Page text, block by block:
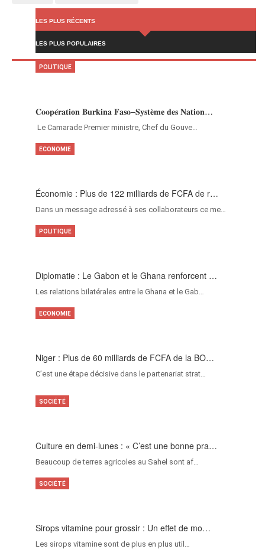
LES PLUS RÉCENTS
LES PLUS POPULAIRES
𝐂𝐨𝐨𝐩𝐞́𝐫𝐚𝐭𝐢𝐨𝐧 𝐁𝐮𝐫𝐤𝐢𝐧𝐚 𝐅𝐚𝐬𝐨–𝐒𝐲𝐬𝐭𝐞̀𝐦𝐞 𝐝𝐞𝐬 𝐍𝐚𝐭𝐢𝐨𝐧…
‎Le Camarade Premier ministre, Chef du Gouve…
POLITIQUE
Économie : Plus de 122 milliards de FCFA de r…
Dans un message adressé à ses collaborateurs ce me…
ECONOMIE
Diplomatie : Le Gabon et le Ghana renforcent …
Les relations bilatérales entre le Ghana et le Gab…
POLITIQUE
Niger : Plus de 60 milliards de FCFA de la BO…
C’est une étape décisive dans le partenariat strat…
ECONOMIE
Culture en demi-lunes : « C’est une bonne pra…
Beaucoup de terres agricoles au Sahel sont af…
SOCIÉTÉ
Sirops vitamine pour grossir : Un effet de mo…
Les sirops vitamine sont de plus en plus util…
SOCIÉTÉ